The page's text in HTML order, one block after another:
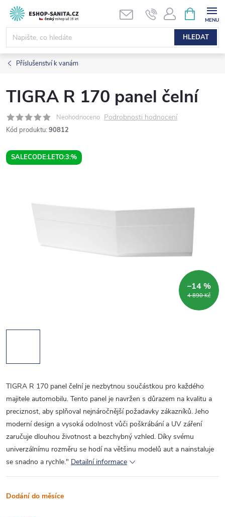
Přejít
obsah
HLEDAT
NÁKUPNÍ
KOŠÍK
Příslušenství k vanám
TIGRA R 170 panel čelní
Neohodnoceno Podrobnosti hodnocení
Kód produktu: 90812
SALECODE:LETO:3:%
4 890 Kč
–14 %
TIGRA R 170 panel čelní je nezbytnou součástkou pro každého
majitele automobilu. Tento panel je navržen s důrazem na kvalitu a
preciznost, aby splňoval nejnáročnější požadavky zákazníků. Jeho
moderní design a vysoká odolnost vůči poškrábání a UV záření
zaručuje dlouhou životnost a bezchybný vzhled. Díky svému
univerzálnímu rozměru se hodí na většinu modelů aut a nainstaluje
se snadno a rychle." Detailní informace
Dodání do měsíce